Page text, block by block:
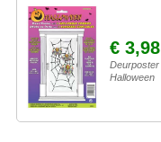
€ 3,98
Deurposter
Halloween